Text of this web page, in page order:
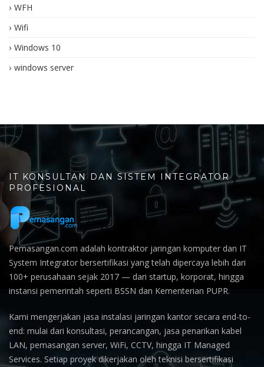
WFH
Wifi
Windows 10
windows server
IT KONSULTAN DAN SISTEM INTEGRATOR
PROFESIONAL
Pemasangan.com adalah kontraktor jaringan komputer dan IT
System Integrator bersertifikasi yang telah dipercaya lebih dari
100+ perusahaan sejak 2017 — dari startup, korporat, hingga
instansi pemerintah seperti BSSN dan Kementerian PUPR.
Kami mengerjakan jasa instalasi jaringan kantor secara end-to-
end: mulai dari konsultasi, perancangan, jasa penarikan kabel
LAN, pemasangan server, WiFi, CCTV, hingga IT Managed
Services. Setiap proyek dikerjakan oleh teknisi bersertifikasi